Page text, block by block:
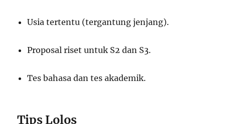
Usia tertentu (tergantung jenjang).
Proposal riset untuk S2 dan S3.
Tes bahasa dan tes akademik.
Tips Lolos